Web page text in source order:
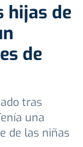
hijas de
de
tras
una
de las niñas